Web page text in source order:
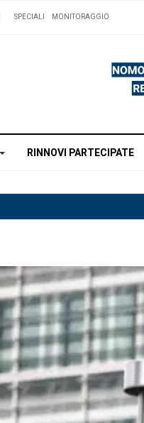
SPECIALI MONITORAGGIO
RINNOVI PARTECIPATE